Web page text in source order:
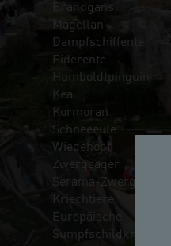
Brandgans
Magellan-
Dampfschiffente
Eiderente
Humboldtpinguin
Kea
Kormoran
Schneeeule
Wiedehopf
Zwergsäger
Serama-
Kriechtiere
Europäische
Sumpfschildkröte